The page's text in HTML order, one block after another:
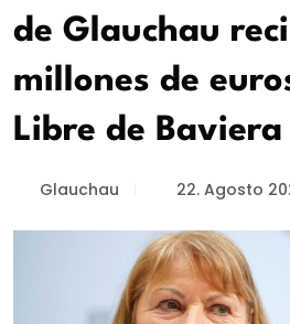
de Glauchau
millones de
Libre de Baviera
Glauchau 22. Agosto